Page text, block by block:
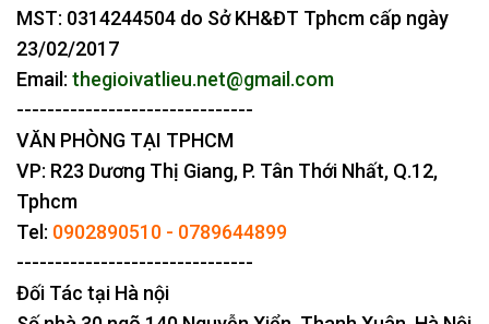
MST: 0314244504 do Sở KH&ĐT Tphcm cấp ngày
23/02/2017
Email: thegioivatlieu.net@gmail.com
-------------------------------
VĂN PHÒNG TẠI TPHCM
VP: R23 Dương Thị Giang, P. Tân Thới Nhất, Q.12,
Tphcm
Tel: 0902890510 - 0789644899
-------------------------------
Đối Tác tại Hà nội